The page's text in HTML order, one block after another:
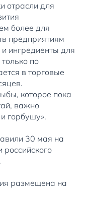
отрасли для
более для
предприятиям
ингредиенты для
по
в торговые
которое пока
важно
горбушу».
30 мая на
размещена на